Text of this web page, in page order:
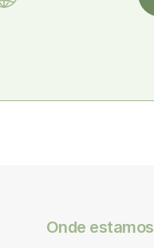
Onde estamos